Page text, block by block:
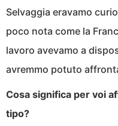
Selvaggia eravamo
poco nota come la
lavoro avevamo a
avremmo potuto
Cosa significa per voi
tipo?